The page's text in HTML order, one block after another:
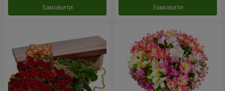
Замовити Замовити